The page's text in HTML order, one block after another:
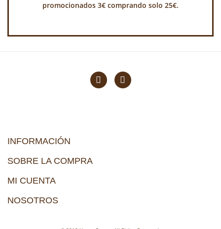
promocionados 3€ comprando solo 25€.
INFORMACIÓN
SOBRE LA COMPRA
MI CUENTA
NOSOTROS